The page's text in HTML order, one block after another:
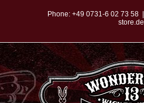
springen
Phone: +49 0731-6 02 73 58
store.de